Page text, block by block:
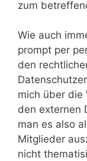
zum
Wie auch
prompt per
den
mich über die
den externen
man es also
Mitglieder
nicht